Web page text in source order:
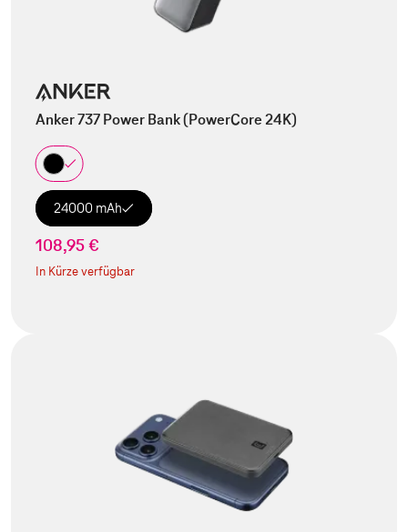
Anker 737 Power Bank (PowerCore 24K)
24000 mAh
108,95 €
In Kürze verfügbar